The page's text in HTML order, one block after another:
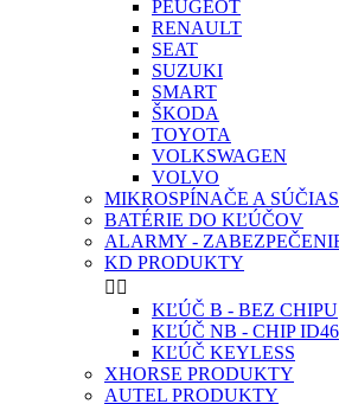
PEUGEOT
RENAULT
SEAT
SUZUKI
SMART
ŠKODA
TOYOTA
VOLKSWAGEN
VOLVO
MIKROSPÍNAČE A
BATÉRIE DO KĽÚČOV
ALARMY -
KD PRODUKTY
 
KĽÚČ B - BEZ CHIPU
KĽÚČ NB - CHIP ID46
KĽÚČ KEYLESS
XHORSE PRODUKTY
AUTEL PRODUKTY